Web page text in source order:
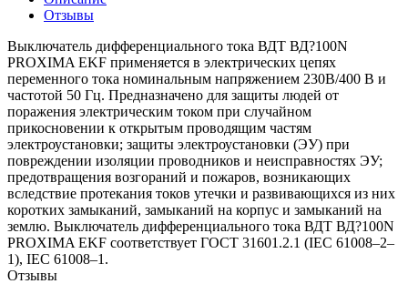
Отзывы
Выключатель дифференциального тока ВДТ ВД?100N
PROXIMA EKF применяется в электрических цепях
переменного тока номинальным напряжением 230В/400 В и
частотой 50 Гц. Предназначено для защиты людей от
поражения электрическим током при случайном
прикосновении к открытым проводящим частям
электроустановки; защиты электроустановки (ЭУ) при
повреждении изоляции проводников и неисправностях ЭУ;
предотвращения возгораний и пожаров, возникающих
вследствие протекания токов утечки и развивающихся из них
коротких замыканий, замыканий на корпус и замыканий на
землю. Выключатель дифференциального тока ВДТ ВД?100N
PROXIMA EKF соответствует ГОСТ 31601.2.1 (IEC 61008–2–
1), IEC 61008–1.
Отзывы